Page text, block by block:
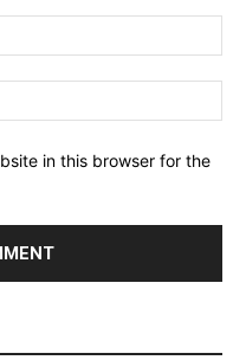
in this browser for the